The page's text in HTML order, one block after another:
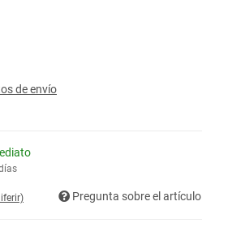
de envío
Pregunta sobre el artículo